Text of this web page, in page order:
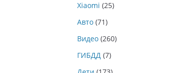
Xiaomi (25)
Авто (71)
Видео (260)
ГИБДД (7)